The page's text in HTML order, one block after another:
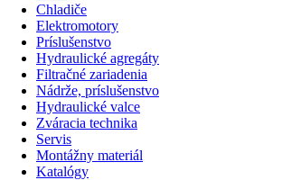
Chladiče
Elektromotory
Príslušenstvo
Hydraulické agregáty
Filtračné zariadenia
Nádrže, príslušenstvo
Hydraulické valce
Zváracia technika
Servis
Montážny materiál
Katalógy